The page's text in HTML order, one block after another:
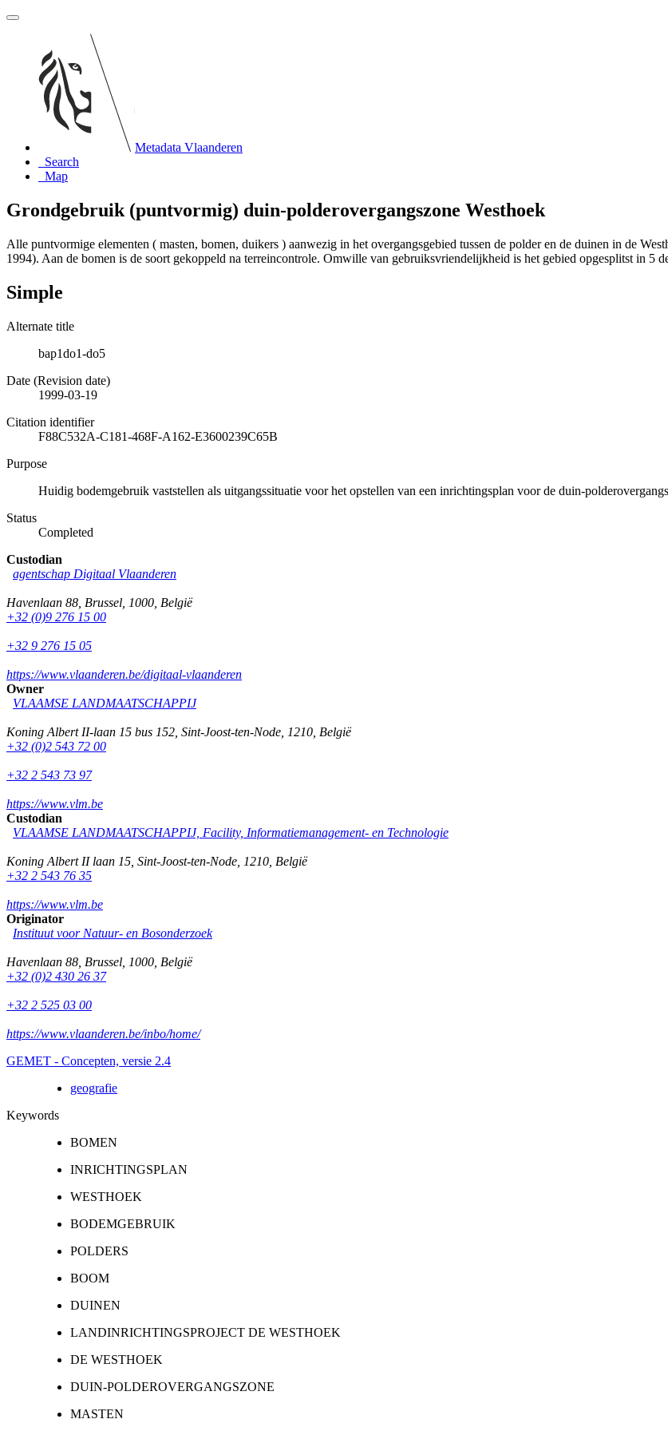
Metadata Vlaanderen
Search
Map
Grondgebruik (puntvormig) duin-polderovergangszone Westhoek
Alle puntvormige elementen ( masten, bomen, duikers ) aanwezig in het overgangsgebied tussen de polder en de duinen in de
1994). Aan de bomen is de soort gekoppeld na terreincontrole. Omwille van gebruiksvriendelijkheid is het gebied opgesplitst in 5
Simple
Alternate title
bap1do1-do5
Date (Revision date)
1999-03-19
Citation identifier
F88C532A-C181-468F-A162-E3600239C65B
Purpose
Huidig bodemgebruik vaststellen als uitgangssituatie voor het opstellen van een inrichtingsplan voor de duin-
Status
Completed
Custodian
agentschap Digitaal Vlaanderen
Havenlaan 88 Brussel 1000 België
+32 (0)9 276 15 00
+32 9 276 15 05
https://www.vlaanderen.be/digitaal-vlaanderen
Owner
VLAAMSE LANDMAATSCHAPPIJ
Koning Albert II-laan 15 bus 152 Sint-Joost-ten-Node 1210 België
+32 (0)2 543 72 00
+32 2 543 73 97
https://www.vlm.be
Custodian
VLAAMSE LANDMAATSCHAPPIJ, Facility, Informatiemanagement- en Technologie
Koning Albert II laan 15 Sint-Joost-ten-Node 1210 België
+32 2 543 76 35
https://www.vlm.be
Originator
Instituut voor Natuur- en Bosonderzoek
Havenlaan 88 Brussel 1000 België
+32 (0)2 430 26 37
+32 2 525 03 00
https://www.vlaanderen.be/inbo/home/
GEMET - Concepten, versie 2.4
geografie
Keywords
BOMEN
INRICHTINGSPLAN
WESTHOEK
BODEMGEBRUIK
POLDERS
BOOM
DUINEN
LANDINRICHTINGSPROJECT DE WESTHOEK
DE WESTHOEK
DUIN-POLDEROVERGANGSZONE
MASTEN